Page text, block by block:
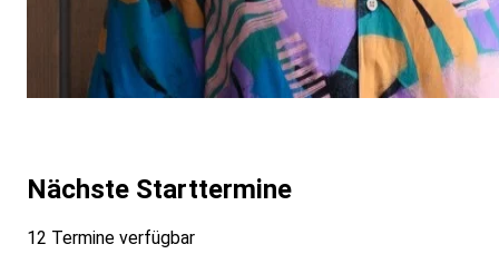
Nächste Starttermine
12 Termine verfügbar